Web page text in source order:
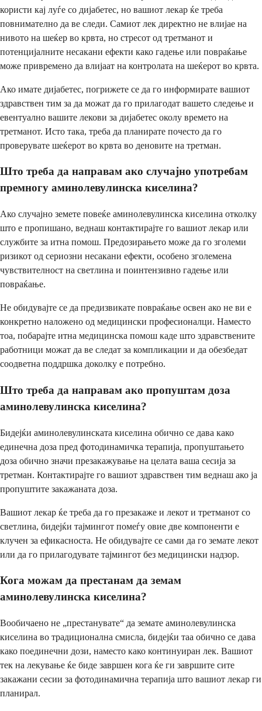
користи кај луѓе со дијабетес, но вашиот лекар ќе треба
повнимателно да ве следи. Самиот лек директно не влијае на
нивото на шеќер во крвта, но стресот од третманот и
потенцијалните несакани ефекти како гадење или повраќање
може привремено да влијаат на контролата на шеќерот во крвта.
Ако имате дијабетес, погрижете се да го информирате вашиот
здравствен тим за да можат да го прилагодат вашето следење и
евентуално вашите лекови за дијабетес околу времето на
третманот. Исто така, треба да планирате почесто да го
проверувате шеќерот во крвта во деновите на третман.
Што треба да направам ако случајно употребам
премногу аминолевулинска киселина?
Ако случајно земете повеќе аминолевулинска киселина отколку
што е пропишано, веднаш контактирајте го вашиот лекар или
службите за итна помош. Предозирањето може да го зголеми
ризикот од сериозни несакани ефекти, особено зголемена
чувствителност на светлина и поинтензивно гадење или
повраќање.
Не обидувајте се да предизвикате повраќање освен ако не ви е
конкретно наложено од медицински професионалци. Наместо
тоа, побарајте итна медицинска помош каде што здравствените
работници можат да ве следат за компликации и да обезбедат
соодветна поддршка доколку е потребно.
Што треба да направам ако пропуштам доза
аминолевулинска киселина?
Бидејќи аминолевулинската киселина обично се дава како
единечна доза пред фотодинамичка терапија, пропуштањето
доза обично значи презакажување на целата ваша сесија за
третман. Контактирајте го вашиот здравствен тим веднаш ако ја
пропуштите закажаната доза.
Вашиот лекар ќе треба да го презакаже и лекот и третманот со
светлина, бидејќи тајмингот помеѓу овие две компоненти е
клучен за ефикасноста. Не обидувајте се сами да го земате лекот
или да го прилагодувате тајмингот без медицински надзор.
Кога можам да престанам да земам
аминолевулинска киселина?
Вообичаено не „престанувате“ да земате аминолевулинска
киселина во традиционална смисла, бидејќи таа обично се дава
како поединечни дози, наместо како континуиран лек. Вашиот
тек на лекување ќе биде завршен кога ќе ги завршите сите
закажани сесии за фотодинамична терапија што вашиот лекар ги
планирал.